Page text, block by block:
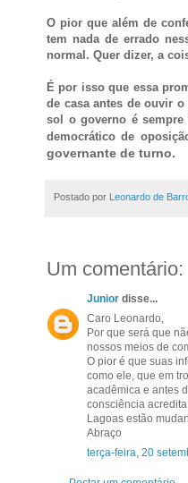
O pior que além de
tem nada de errado
normal. Quer dizer, a
É por isso que essa
de casa antes de ouvir
sol o governo é
democrático de
governante de turno.
Postado por Leonardo de
Um comentário:
Junior disse...
Caro Leonardo,
Por que será que
nossos meios de
O pior é que suas
como ele, que em
acadêmica e antes
consciência
Lagoas estão
Abraço
terça-feira, 20